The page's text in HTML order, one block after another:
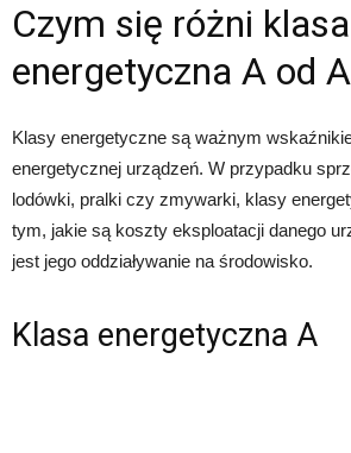
Czym się różni klasa
energetyczna A od
Klasy energetyczne są ważnym
energetycznej urządzeń. W przypadku
lodówki, pralki czy zmywarki, klasy
tym, jakie są koszty eksploatacji danego
jest jego oddziaływanie na środowisko.
Klasa energetyczna A